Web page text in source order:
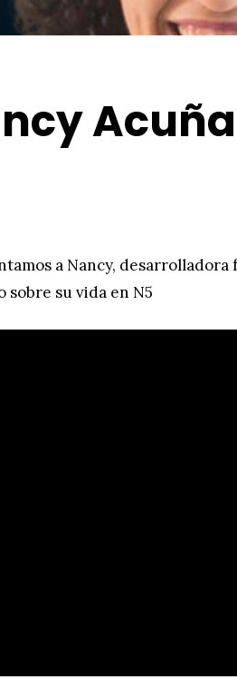
Acuña
a Nancy, desarrolladora
sobre su vida en N5